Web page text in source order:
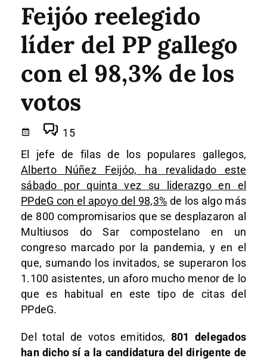
Feijóo reelegido
líder del PP gallego
con el 98,3% de los
votos
15
El jefe de filas de los populares gallegos,
Alberto Núñez Feijóo, ha revalidado este
sábado por quinta vez su liderazgo en el
PPdeG con el apoyo del 98,3% de los algo más
de 800 compromisarios que se desplazaron al
Multiusos do Sar compostelano en un
congreso marcado por la pandemia, y en el
que, sumando los invitados, se superaron los
1.100 asistentes, un aforo mucho menor de lo
que es habitual en este tipo de citas del
PPdeG.
Del total de votos emitidos, 801 delegados
han dicho sí a la candidatura del dirigente de